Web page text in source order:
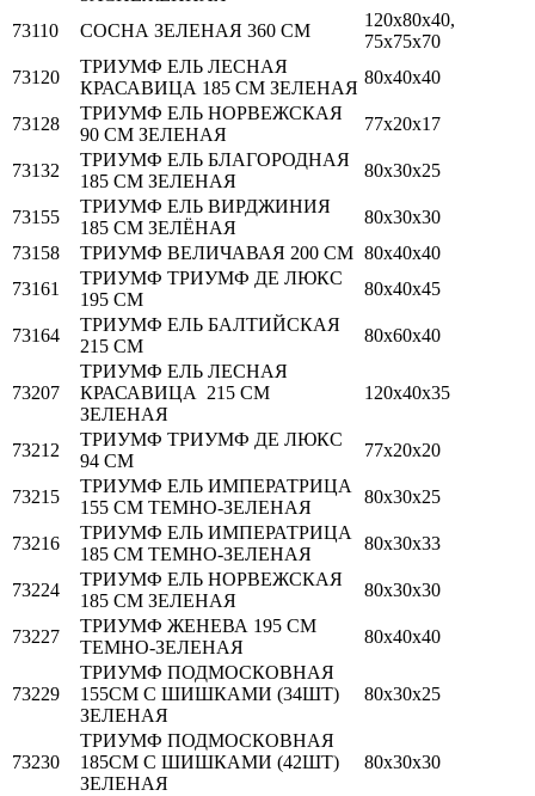
73110 СОСНА ЗЕЛЕНАЯ 360 СМ
120х80х40,
75х75х70
73120
ТРИУМФ ЕЛЬ ЛЕСНАЯ
КРАСАВИЦА 185 СМ ЗЕЛЕНАЯ
80х40х40
73128
ТРИУМФ ЕЛЬ НОРВЕЖСКАЯ
90 СМ ЗЕЛЕНАЯ
77х20х17
73132
ТРИУМФ ЕЛЬ БЛАГОРОДНАЯ
185 СМ ЗЕЛЕНАЯ
80х30х25
73155
ТРИУМФ ЕЛЬ ВИРДЖИНИЯ
185 СМ ЗЕЛЁНАЯ
80х30х30
73158
ТРИУМФ ВЕЛИЧАВАЯ 200 СМ 80х40х40
73161
ТРИУМФ ТРИУМФ ДЕ ЛЮКС
195 СМ
80х40х45
73164
ТРИУМФ ЕЛЬ БАЛТИЙСКАЯ
215 СМ
80х60х40
73207
ТРИУМФ ЕЛЬ ЛЕСНАЯ
КРАСАВИЦА 215 СМ
ЗЕЛЕНАЯ
120х40х35
73212
ТРИУМФ ТРИУМФ ДЕ ЛЮКС
94 СМ
77х20х20
73215
ТРИУМФ ЕЛЬ ИМПЕРАТРИЦА
155 СМ ТЕМНО-ЗЕЛЕНАЯ
80х30х25
73216
ТРИУМФ ЕЛЬ ИМПЕРАТРИЦА
185 СМ ТЕМНО-ЗЕЛЕНАЯ
80х30х33
73224
ТРИУМФ ЕЛЬ НОРВЕЖСКАЯ
185 СМ ЗЕЛЕНАЯ
80х30х30
73227
ТРИУМФ ЖЕНЕВА 195 СМ
ТЕМНО-ЗЕЛЕНАЯ
80х40х40
73229
ТРИУМФ ПОДМОСКОВНАЯ
155СМ С ШИШКАМИ (34ШТ)
ЗЕЛЕНАЯ
80х30х25
73230
ТРИУМФ ПОДМОСКОВНАЯ
185СМ С ШИШКАМИ (42ШТ)
ЗЕЛЕНАЯ
80х30х30